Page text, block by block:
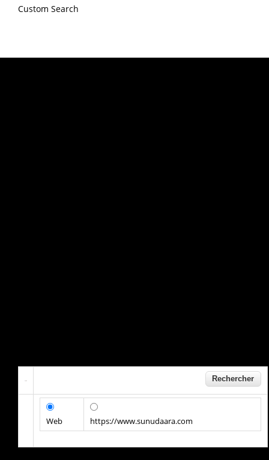
Custom Search
Web https://www.sunudaara.com